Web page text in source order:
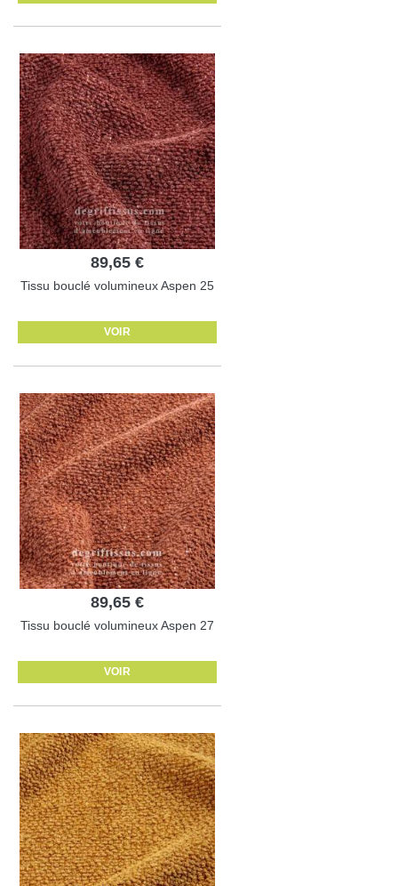
89,65 €
Tissu bouclé volumineux Aspen 25
VOIR
89,65 €
Tissu bouclé volumineux Aspen 27
VOIR